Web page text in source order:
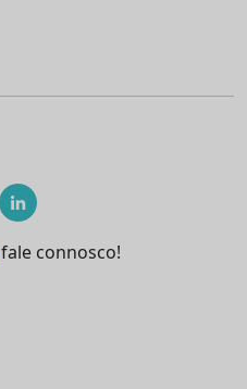
fale connosco!